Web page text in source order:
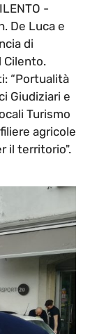
-
De Luca e
di
Cilento.
“Portualità
Giudiziari e
Turismo
agricole
il territorio".